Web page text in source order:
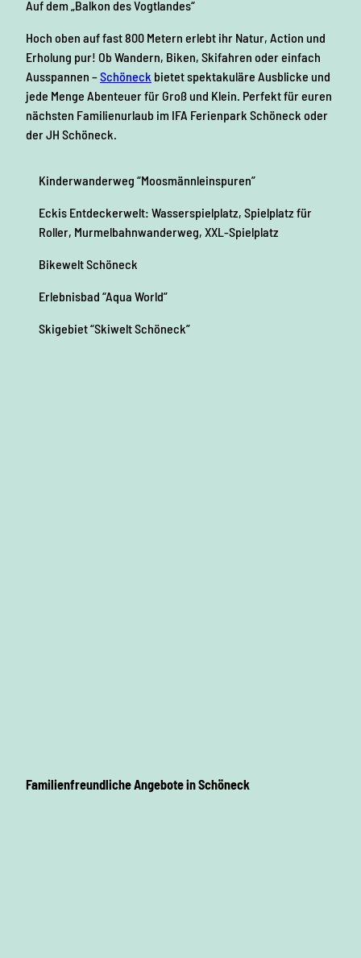
Auf dem „Balkon des Vogtlandes“
Hoch oben auf fast 800 Metern erlebt ihr Natur, Action und
Erholung pur! Ob Wandern, Biken, Skifahren oder einfach
Ausspannen –Schöneck bietet spektakuläre Ausblicke und
jede Menge Abenteuer für Groß und Klein. Perfekt für euren
nächsten Familienurlaub im IFA Ferienpark Schöneck oder
der JH Schöneck.
Kinderwanderweg “Moosmännleinspuren”
Eckis Entdeckerwelt: Wasserspielplatz, Spielplatz für
Roller, Murmelbahnwanderweg, XXL-Spielplatz
Bikewelt Schöneck
Erlebnisbad “Aqua World”
Skigebiet “Skiwelt Schöneck”
Familienfreundliche Angebote in Schöneck